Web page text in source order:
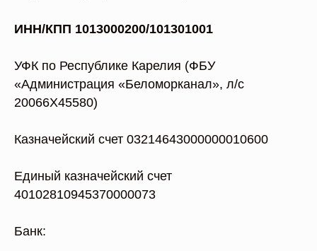
ИНН/КПП 1013000200/101301001
УФК по Республике Карелия (ФБУ
«Администрация «Беломорканал», л/с
20066X45580)
Казначейский счет 03214643000000010600
Единый казначейский счет
40102810945370000073
Банк: